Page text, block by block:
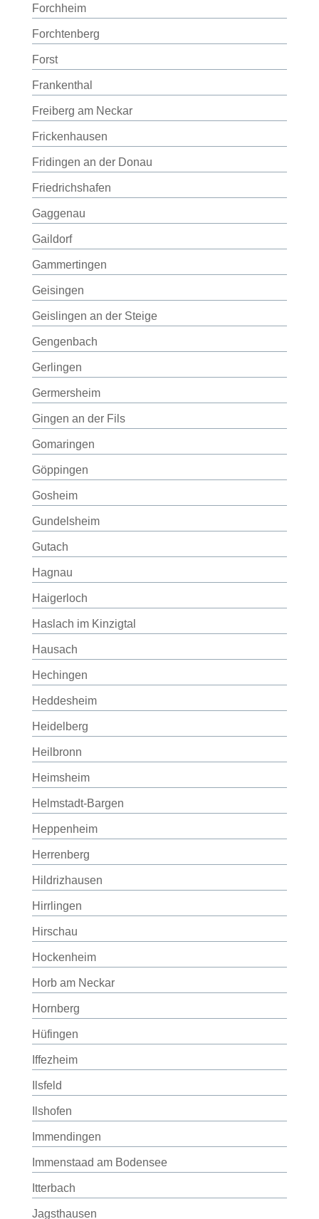
Forchheim
Forchtenberg
Forst
Frankenthal
Freiberg am Neckar
Frickenhausen
Fridingen an der Donau
Friedrichshafen
Gaggenau
Gaildorf
Gammertingen
Geisingen
Geislingen an der Steige
Gengenbach
Gerlingen
Germersheim
Gingen an der Fils
Gomaringen
Göppingen
Gosheim
Gundelsheim
Gutach
Hagnau
Haigerloch
Haslach im Kinzigtal
Hausach
Hechingen
Heddesheim
Heidelberg
Heilbronn
Heimsheim
Helmstadt-Bargen
Heppenheim
Herrenberg
Hildrizhausen
Hirrlingen
Hirschau
Hockenheim
Horb am Neckar
Hornberg
Hüfingen
Iffezheim
Ilsfeld
Ilshofen
Immendingen
Immenstaad am Bodensee
Itterbach
Jagsthausen